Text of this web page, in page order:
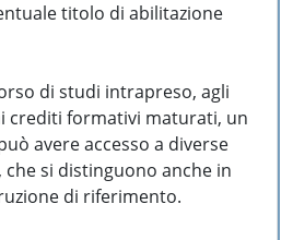
titolo di abilitazione
di studi intrapreso, agli
crediti formativi maturati, un
avere accesso a diverse
, che si distinguono anche in
di riferimento.